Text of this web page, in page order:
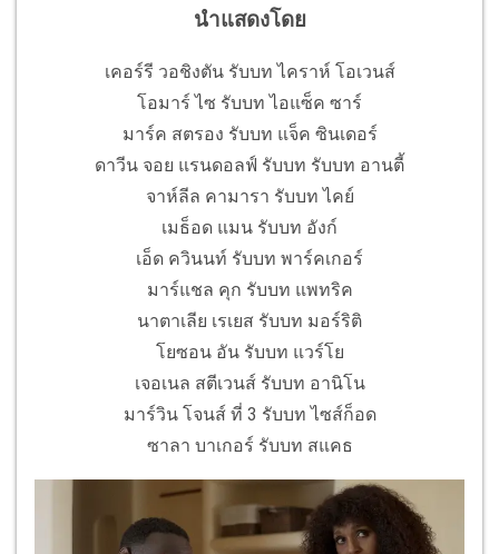
นำแสดงโดย
เคอร์รี วอชิงตัน รับบท ไคราห์ โอเวนส์
โอมาร์ ไซ รับบท ไอแซ็ค ซาร์
มาร์ค สตรอง รับบท แจ็ค ซินเดอร์
ดาวีน จอย แรนดอลฟ์ รับบท รับบท อานตี้
จาห์ลีล คามารา รับบท ไคย์
เมธ็อด แมน รับบท อังก์
เอ็ด ควินนท์ รับบท พาร์คเกอร์
มาร์แชล คุก รับบท แพทริค
นาตาเลีย เรเยส รับบท มอร์ริติ
โยซอน อัน รับบท แวร์โย
เจอเนล สตีเวนส์ รับบท อานิโน
มาร์วิน โจนส์ ที่ 3 รับบท ไซส์ก็อด
ซาลา บาเกอร์ รับบท สแคธ